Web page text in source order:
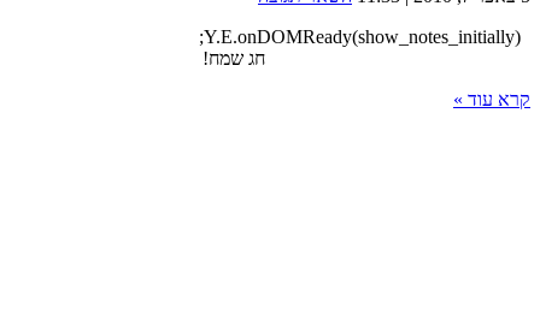
Y.E.onDOMReady(show_notes_initially);
חג שמח!
קרא עוד »